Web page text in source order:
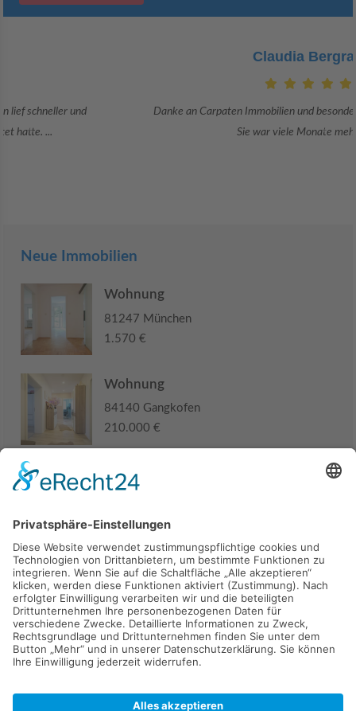
Danke an Carpaten Immobilien und besonders an Frau Adriana Sarca.
Sie war viele Monate mehr als ...
Neue Immobilien
Wohnung
81247 München
1.570 €
Wohnung
84140 Gangkofen
210.000 €
Haus
285.000 €
Kaufen Verkaufen Mieten Vermieten
Kontakt Impressum